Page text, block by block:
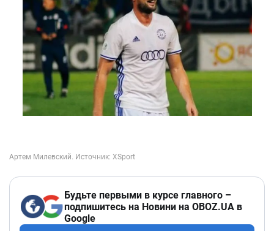
Будьте первыми в курсе главного –
подпишитесь на Новини на OBOZ.UA в
Google